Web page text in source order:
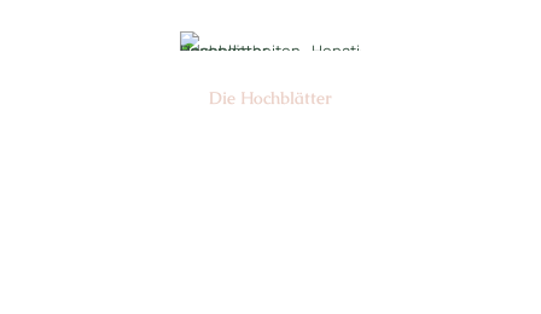
Die Hochblätter